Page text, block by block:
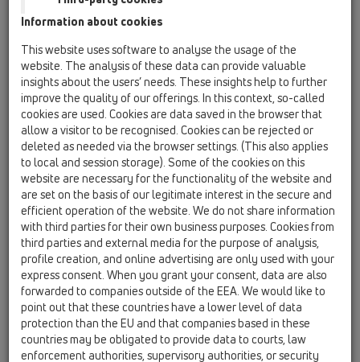
HL68F.0/110
Alın duvar süzgeci, PP manşetli
ve PP – bağlantı borusu DN110
Information about cookies
This website uses software to analyse the usage of the
website. The analysis of these data can provide valuable
insights about the users’ needs. These insights help to further
improve the quality of our offerings. In this context, so-called
cookies are used. Cookies are data saved in the browser that
allow a visitor to be recognised. Cookies can be rejected or
deleted as needed via the browser settings. (This also applies
to local and session storage). Some of the cookies on this
website are necessary for the functionality of the website and
are set on the basis of our legitimate interest in the secure and
efficient operation of the website. We do not share information
with third parties for their own business purposes. Cookies from
third parties and external media for the purpose of analysis,
profile creation, and online advertising are only used with your
express consent. When you grant your consent, data are also
forwarded to companies outside of the EEA. We would like to
point out that these countries have a lower level of data
protection than the EU and that companies based in these
countries may be obligated to provide data to courts, law
enforcement authorities, supervisory authorities, or security